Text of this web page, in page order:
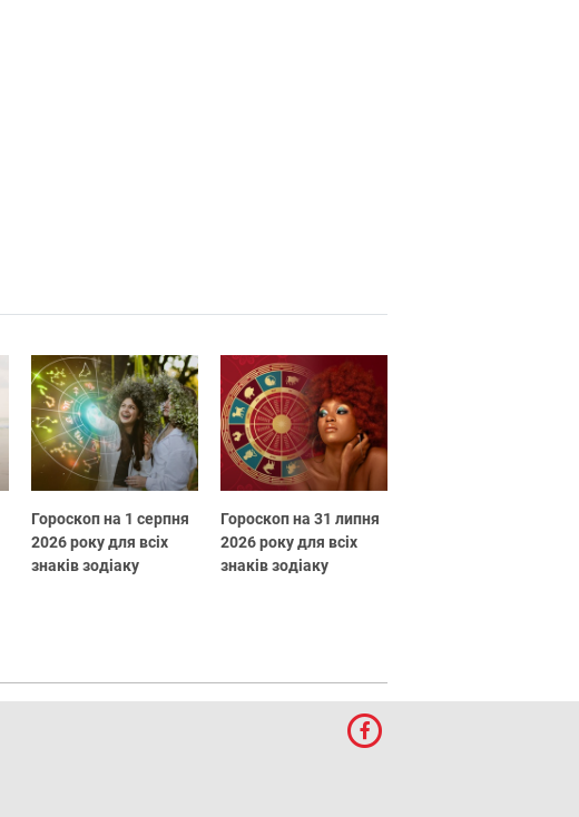
Гороскоп на 1 серпня
2026 року для всіх
знаків зодіаку
Гороскоп на 31 липня
2026 року для всіх
знаків зодіаку